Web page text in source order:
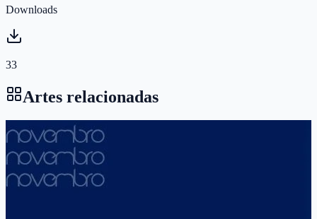
Downloads
33
Artes relacionadas